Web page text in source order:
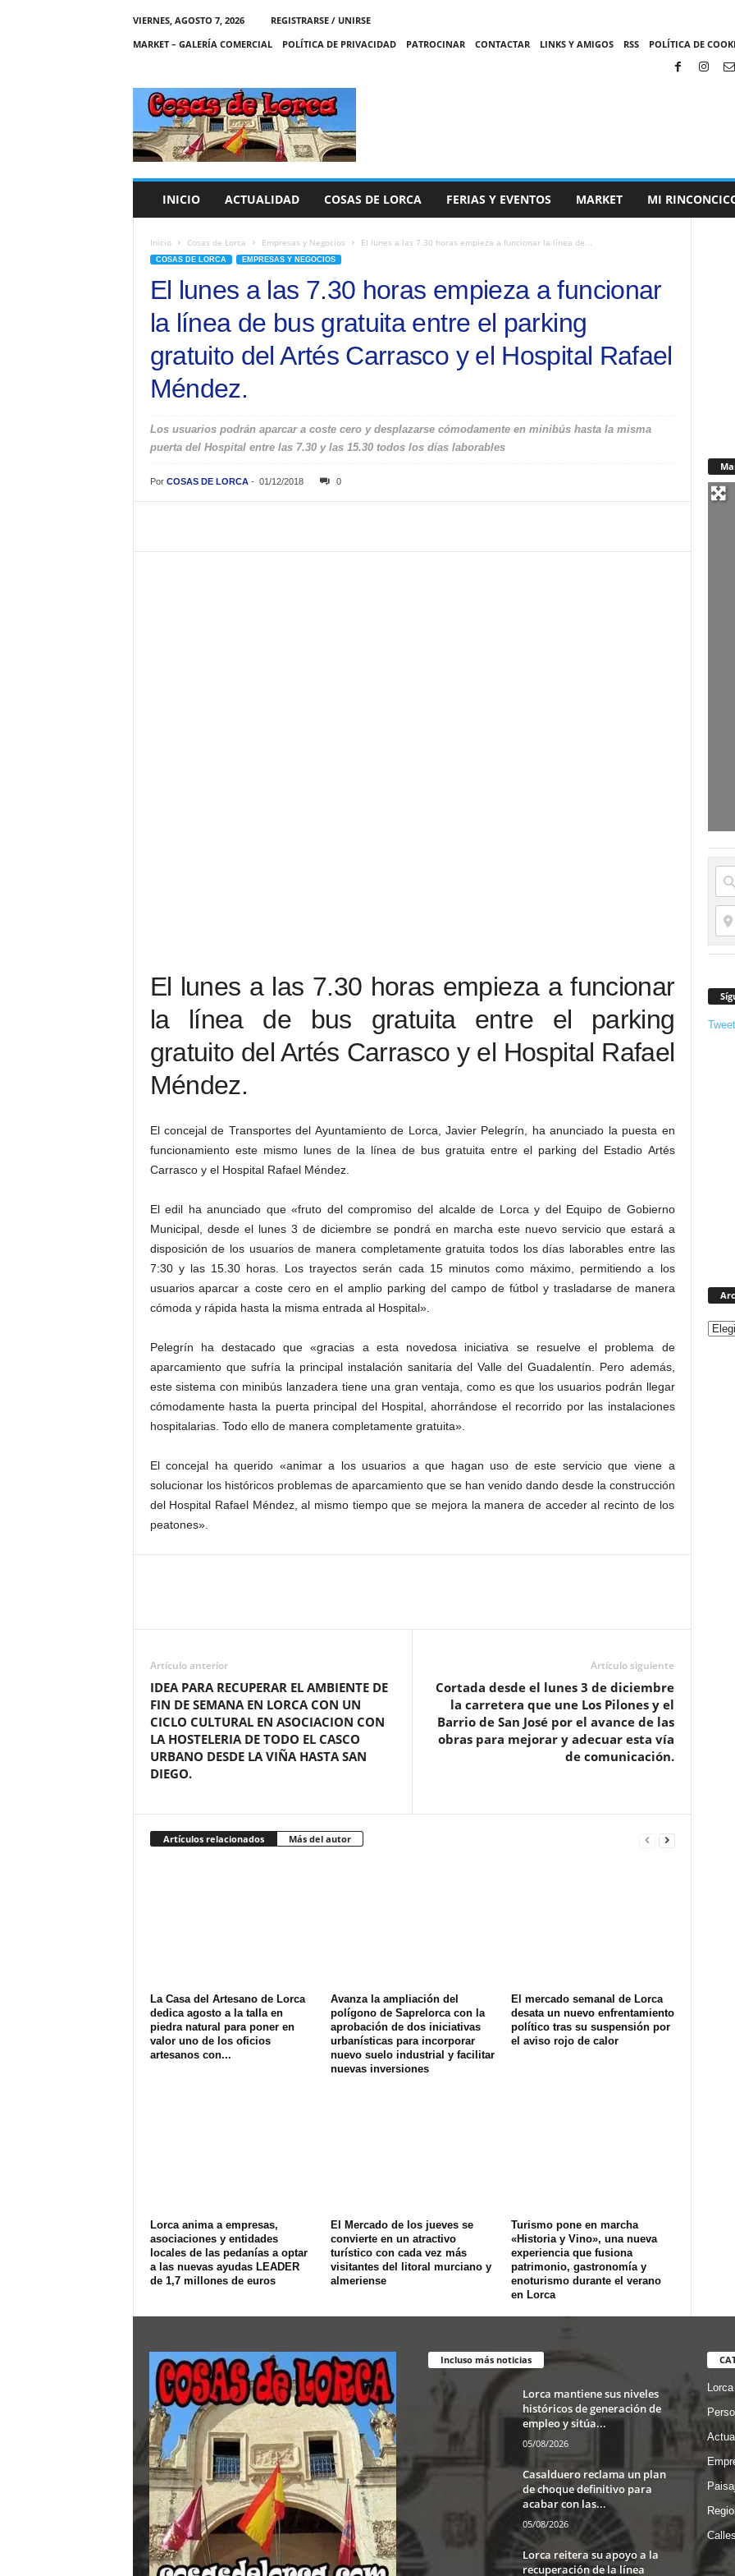
VIERNES, AGOSTO 7, 2026
REGISTRARSE / UNIRSE
MARKET – GALERÍA COMERCIAL
POLÍTICA DE PRIVACIDAD PATROCINAR CONTACTAR LINKS Y AMIGOS RSS POLÍTICA DE
C
A
S
INICIO ACTUALIDAD COSAS DE LORCA FERIAS Y EVENTOS MARKET MI
Inicio Cosas de Lorca Empresas y Negocios El lunes a las 7.30 horas empieza a funcionar la línea de...
COSAS DE LORCA EMPRESAS Y NEGOCIOS
El lunes a las 7.30 horas empieza a funcionar
la línea de bus gratuita entre el parking
gratuito del Artés Carrasco y el Hospital Rafael
Méndez.
Los usuarios podrán aparcar a coste cero y desplazarse cómodamente en minibús hasta la misma
puerta del Hospital entre las 7.30 y las 15.30 todos los días laborables
Por COSAS DE LORCA- 01/12/2018 0
El lunes a las 7.30 horas empieza a funcionar
la línea de bus gratuita entre el parking
gratuito del Artés Carrasco y el Hospital Rafael
Méndez.
El concejal de Transportes del Ayuntamiento de Lorca, Javier Pelegrín, ha anunciado la puesta en
funcionamiento este mismo lunes de la línea de bus gratuita entre el parking del Estadio Artés
Carrasco y el Hospital Rafael Méndez.
El edil ha anunciado que «fruto del compromiso del alcalde de Lorca y del Equipo de Gobierno
Municipal, desde el lunes 3 de diciembre se pondrá en marcha este nuevo servicio que estará a
disposición de los usuarios de manera completamente gratuita todos los días laborables entre las
7:30 y las 15.30 horas. Los trayectos serán cada 15 minutos como máximo, permitiendo a los
usuarios aparcar a coste cero en el amplio parking del campo de fútbol y trasladarse de manera
cómoda y rápida hasta la misma entrada al Hospital».
Pelegrín ha destacado que «gracias a esta novedosa iniciativa se resuelve el problema de
aparcamiento que sufría la principal instalación sanitaria del Valle del Guadalentín. Pero además,
este sistema con minibús lanzadera tiene una gran ventaja, como es que los usuarios podrán llegar
cómodamente hasta la puerta principal del Hospital, ahorrándose el recorrido por las instalaciones
hospitalarias. Todo ello de manera completamente gratuita».
El concejal ha querido «animar a los usuarios a que hagan uso de este servicio que viene a
solucionar los históricos problemas de aparcamiento que se han venido dando desde la construcción
del Hospital Rafael Méndez, al mismo tiempo que se mejora la manera de acceder al recinto de los
peatones».
Artículo anterior
IDEA PARA RECUPERAR EL AMBIENTE DE
FIN DE SEMANA EN LORCA CON UN
CICLO CULTURAL EN ASOCIACION CON
LA HOSTELERIA DE TODO EL CASCO
URBANO DESDE LA VIÑA HASTA SAN
DIEGO.
Artículo siguiente
Cortada desde el lunes 3 de diciembre
la carretera que une Los Pilones y el
Barrio de San José por el avance de las
obras para mejorar y adecuar esta vía
de comunicación.
Artículos relacionados Más del autor
La Casa del Artesano de Lorca
dedica agosto a la talla en
piedra natural para poner en
valor uno de los oficios
artesanos con...
Avanza la ampliación del
polígono de Saprelorca con la
aprobación de dos iniciativas
urbanísticas para incorporar
nuevo suelo industrial y facilitar
nuevas inversiones
El mercado semanal de Lorca
desata un nuevo enfrentamiento
político tras su suspensión por
el aviso rojo de calor
Lorca anima a empresas,
asociaciones y entidades
locales de las pedanías a optar
a las nuevas ayudas LEADER
de 1,7 millones de euros
El Mercado de los jueves se
convierte en un atractivo
turístico con cada vez más
visitantes del litoral murciano y
almeriense
Turismo pone en marcha
«Historia y Vino», una nueva
experiencia que fusiona
patrimonio, gastronomía y
enoturismo durante el verano
en Lorca
Incluso más noticias
Lorca mantiene sus niveles
históricos de generación de
empleo y sitúa...
05/08/2026
Casalduero reclama un plan
de choque definitivo para
acabar con las...
05/08/2026
Lorca reitera su apoyo a la
recuperación de la línea
Lorca